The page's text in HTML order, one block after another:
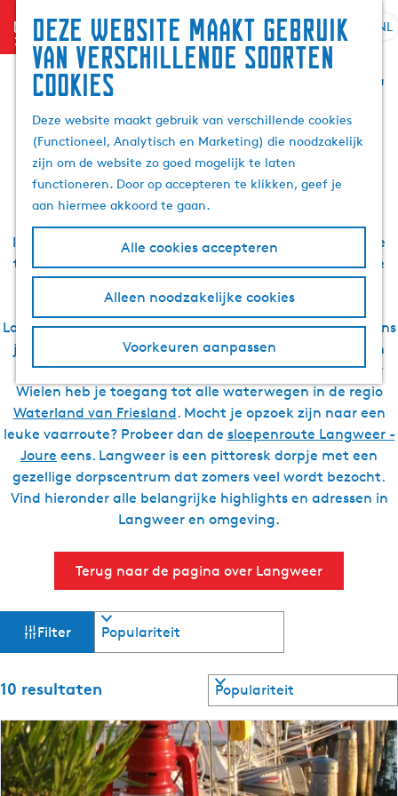
Deze website maakt gebruik
van verschillende soorten
cookies
Deze website maakt gebruik van verschillende cookies
(Functioneel, Analytisch en Marketing) die noodzakelijk
zijn om de website zo goed mogelijk te laten
functioneren. Door op accepteren te klikken, geef je
aan hiermee akkoord te gaan.
Alle cookies accepteren
Alleen noodzakelijke cookies
Voorkeuren aanpassen
menu
G
a
n
a
a
r
d
e
h
o
e
a
&
boek
S
l
a
a
u
i
i
g
e
a
a
l
n
d
s
NL
Slapen, eten, drinken,
zien en doen in
Langweer
In de omgeving van Langweer zijn er veel plekken die je
tijdens je bezoek kunt ontdekken. Zoals de omliggende
omgeving wilt ontdekken kun je een fietsrondje
Langweerder Wielen doen. Beschik je over een boot tijdens
je bezoek? In Langweer zijn er verschillende ligplaatsen
waar je je boot kan aanleggen. Vanaf de Langweerder
Wielen heb je toegang tot alle waterwegen in de regio
Waterland van Friesland. Mocht je opzoek zijn naar een
leuke vaarroute? Probeer dan de sloepenroute Langweer -
Joure eens. Langweer is een pittoresk dorpje met een
gezellige dorpscentrum dat zomers veel wordt bezocht.
Vind hieronder alle belangrijke highlights en adressen in
Langweer en omgeving.
Terug naar de pagina over Langweer
a
t
z
o
Filter
r
t
e
e
r
o
p
10 resultaten
S
r
t
e
e